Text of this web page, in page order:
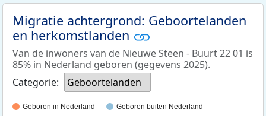
Migratie achtergrond: Geboortelanden
en herkomstlanden
Van de inwoners van de Nieuwe Steen - Buurt 22 01 is
85% in Nederland geboren (gegevens 2025).
Categorie:
Geboortelanden
Geboren in Nederland Geboren buiten Nederland